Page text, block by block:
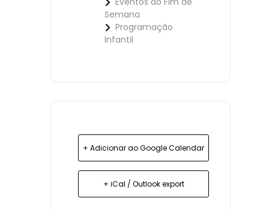
Semana
Programação
Infantil
+ Adicionar ao Google Calendar
+ iCal / Outlook export